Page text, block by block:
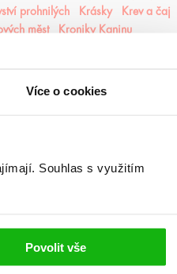
Více o cookies
Souhlas s využitím
Povolit vše
prohnilých Krásky
Krev a čaj
měst
Kroniky Kaninu
Magonie
Mágové z Agarveny
alchymisté Nozaki
Nyxia
pomaláromantika
Pomněnka
Pozorovatelka
Prázdné sliby
Kronos Prokletý trůn
Proroctví